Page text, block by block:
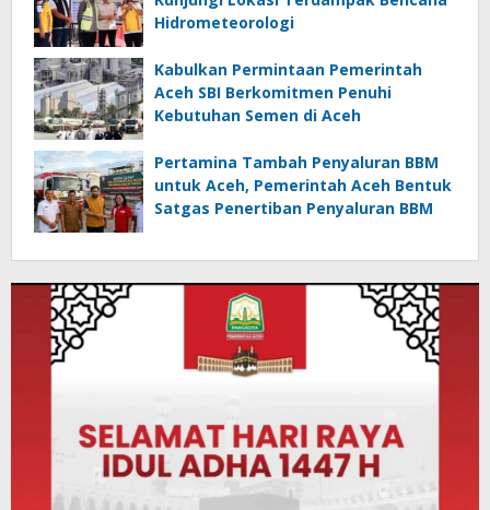
Hidrometeorologi
Kabulkan Permintaan Pemerintah
Aceh SBI Berkomitmen Penuhi
Kebutuhan Semen di Aceh
Pertamina Tambah Penyaluran BBM
untuk Aceh, Pemerintah Aceh Bentuk
Satgas Penertiban Penyaluran BBM